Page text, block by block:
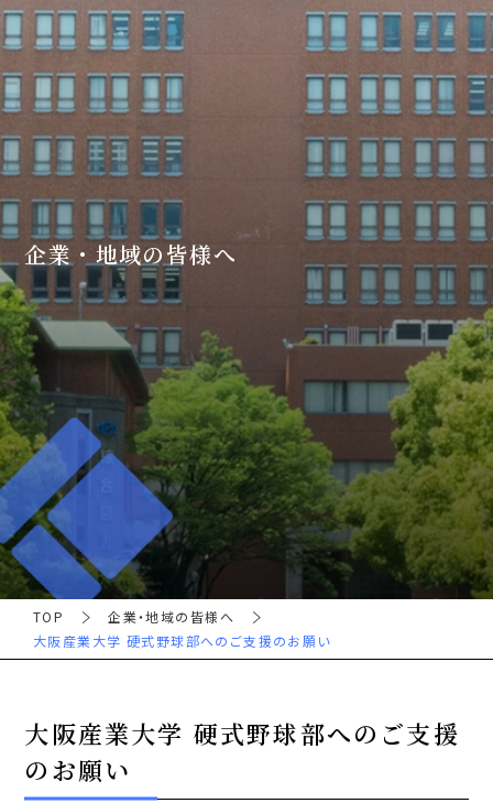
企業・地域の皆様へ
TOP
企業・地域の皆様へ
大阪産業大学 硬式野球部へのご支援のお願い
大阪産業大学 硬式野球部へのご支援
のお願い